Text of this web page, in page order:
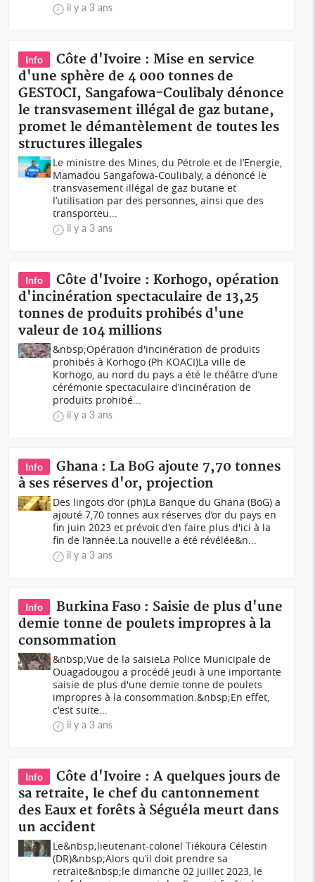
il y a 3 ans
Info
Côte d'Ivoire : Mise en service
d'une sphère de 4 000 tonnes de
GESTOCI, Sangafowa-Coulibaly dénonce
le transvasement illégal de gaz butane,
promet le démantèlement de toutes les
structures illegales
Le ministre des Mines, du Pétrole et de l’Energie,
Mamadou Sangafowa-Coulibaly, a dénoncé le
transvasement illégal de gaz butane et
l’utilisation par des personnes, ainsi que des
transporteu...
il y a 3 ans
Info
Côte d'Ivoire : Korhogo, opération
d'incinération spectaculaire de 13,25
tonnes de produits prohibés d'une
valeur de 104 millions
&nbsp;Opération d'incinération de produits
prohibés à Korhogo (Ph KOACI)La ville de
Korhogo, au nord du pays a été le théâtre d’une
cérémonie spectaculaire d’incinération de
produits prohibé...
il y a 3 ans
Info
Ghana : La BoG ajoute 7,70 tonnes
à ses réserves d'or, projection
Des lingots d’or (ph)La Banque du Ghana (BoG) a
ajouté 7,70 tonnes aux réserves d’or du pays en
fin juin 2023 et prévoit d'en faire plus d'ici à la
fin de l’année.La nouvelle a été révélée&n...
il y a 3 ans
Info
Burkina Faso : Saisie de plus d'une
demie tonne de poulets impropres à la
consommation
&nbsp;Vue de la saisieLa Police Municipale de
Ouagadougou a procédé jeudi à une importante
saisie de plus d'une demie tonne de poulets
impropres à la consommation.&nbsp;En effet,
c'est suite...
il y a 3 ans
Info
Côte d'Ivoire : A quelques jours de
sa retraite, le chef du cantonnement
des Eaux et forêts à Séguéla meurt dans
un accident
Le&nbsp;lieutenant-colonel Tiékoura Célestin
(DR)&nbsp;Alors qu’il doit prendre sa
retraite&nbsp;le dimanche 02 juillet 2023, le